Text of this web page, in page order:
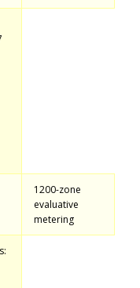
1200-zone
evaluative
metering